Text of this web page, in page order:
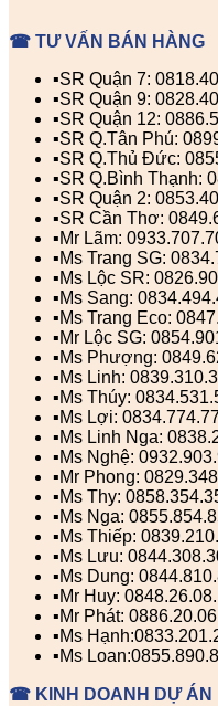
☎ TƯ VẤN BÁN HÀNG
▪️SR Quận 7:
▪️SR Quận 9:
▪️SR Quận 12:
▪️SR Q.Tân Phú:
▪️SR Q.Thủ Đức:
▪️SR Q.Bình Thạnh:
▪️SR Quận 2:
▪️SR Cần Thơ:
▪️Mr Lãm:
▪️Ms Trang SG:
▪️Ms Lộc SR:
▪️Ms Sang:
▪️Ms Trang Eco:
▪️Mr Lộc SG:
▪️Ms Phượng:
▪️Ms Linh:
▪️Ms Thúy:
▪️Ms Lợi:
▪️Ms Linh Nga:
▪️Ms Nghệ:
▪️Mr Phong:
▪️Ms Thy:
▪️Ms Nga:
▪️Ms Thiếp:
▪️Ms Lưu:
▪️Ms Dung:
▪️Mr Huy:
▪️Mr Phát:
▪️Ms
▪️Ms
☎ KINH DOANH DỰ ÁN